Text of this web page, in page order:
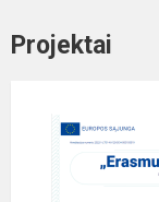
Projektai